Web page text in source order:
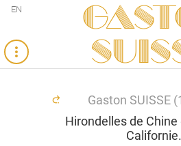
EN
Gaston SUISSE
Hirondelles de
Californie.